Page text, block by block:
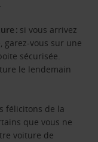
: si vous arrivez
garez-vous sur une
sécurisée.
le lendemain
félicitons de la
que vous ne
voiture de